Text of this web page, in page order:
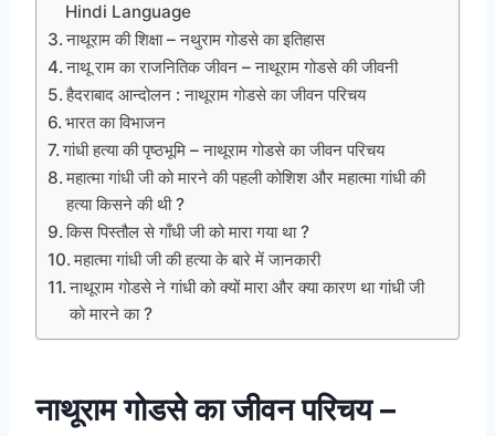
Hindi Language
नाथूराम की शिक्षा – नथुराम गोडसे का इतिहास
नाथू राम का राजनितिक जीवन – नाथूराम गोडसे की जीवनी
हैदराबाद आन्दोलन : नाथूराम गोडसे का जीवन परिचय
भारत का विभाजन
गांधी हत्या की पृष्ठभूमि – नाथूराम गोडसे का जीवन परिचय
महात्मा गांधी जी को मारने की पहली कोशिश और महात्मा गांधी की
हत्या किसने की थी ?
किस पिस्तौल से गाँधी जी को मारा गया था ?
महात्मा गांधी जी की हत्या के बारे में जानकारी
नाथूराम गोडसे ने गांधी को क्यों मारा और क्या कारण था गांधी जी
को मारने का ?
नाथूराम गोडसे का जीवन परिचय –